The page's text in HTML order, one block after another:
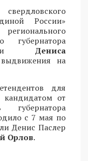
России»
губернатора
Дениса
на
для
от
с 7 мая по
Денис Паслер
Орлов.